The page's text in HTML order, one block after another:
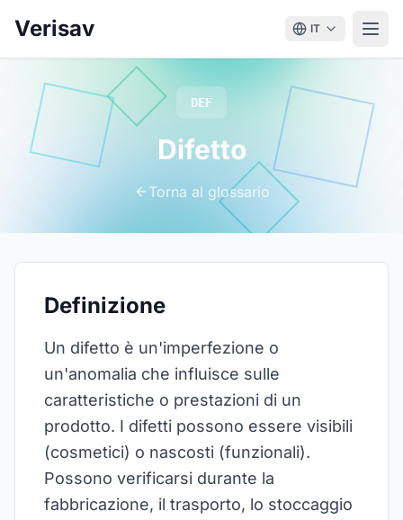
Verisav IT
DEF
Difetto
Torna al glossario
Definizione
Un difetto è un'imperfezione o
un'anomalia che influisce sulle
caratteristiche o prestazioni di un
prodotto. I difetti possono essere visibili
(cosmetici) o nascosti (funzionali).
Possono verificarsi durante la
fabbricazione, il trasporto, lo stoccaggio